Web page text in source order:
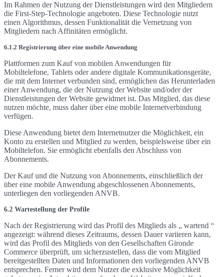
Im Rahmen der Nutzung der Dienstleistungen wird den Mitgliedern
die First-Step-Technologie angeboten. Diese Technologie nutzt
einen Algorithmus, dessen Funktionalität die Vernetzung von
Mitgliedern nach Affinitäten ermöglicht.
6.1.2 Registrierung über eine mobile Anwendung
Plattformen zum Kauf von mobilen Anwendungen für
Mobiltelefone, Tablets oder andere digitale Kommunikationsgeräte,
die mit dem Internet verbunden sind, ermöglichen das Herunterladen
einer Anwendung, die der Nutzung der Website und/oder der
Dienstleistungen der Website gewidmet ist. Das Mitglied, das diese
nutzen möchte, muss daher über eine mobile Internetverbindung
verfügen.
Diese Anwendung bietet dem Internetnutzer die Möglichkeit, ein
Konto zu erstellen und Mitglied zu werden, beispielsweise über ein
Mobiltelefon. Sie ermöglicht ebenfalls den Abschluss von
Abonnements.
Der Kauf und die Nutzung von Abonnements, einschließlich der
über eine mobile Anwendung abgeschlossenen Abonnements,
unterliegen den vorliegenden ANVB.
6.2 Wartestellung der Profile
Nach der Registrierung wird das Profil des Mitglieds als „ wartend “
angezeigt: während dieses Zeitraums, dessen Dauer variieren kann,
wird das Profil des Mitglieds von den Gesellschaften Gironde
Commerce überprüft, um sicherzustellen, dass die vom Mitglied
bereitgestellten Daten und Informationen den vorliegenden ANVB
entsprechen. Ferner wird dem Nutzer die exklusive Möglichkeit